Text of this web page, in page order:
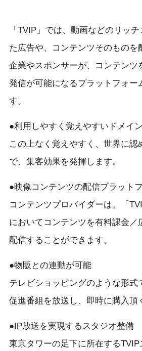
「TVIP」では、動画などのリッ
た広告や、コンテンツそのものを
企業やスポンサーが、コンテンツ
発信が可能になるプラットフォー
す。
●利用しやすく覚えやすいドメイ
この上なく覚えやすく、世界に認
で、集客効果を発揮します。
●映像コンテンツの配信プラット
コンテンツプロバイダーは、「
においてコンテンツを有料課金／
配信することができます。
●物販との連動が可能
テレビショッピングのような形式
促進番組を放送し、即時に購入頂
●IP放送を実現するスタジオ整備
東京タワーの足下に所在する